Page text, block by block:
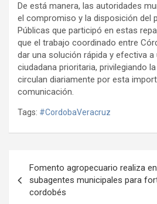
De está manera, las autoridades
el compromiso y la disposición del
Públicas que participó en estas
que el trabajo coordinado entre
dar una solución rápida y efectiva a
ciudadana prioritaria, privilegiando
circulan diariamente por esta
comunicación.
Tags: #CordobaVeracruz
de
entradas
Fomento agropecuario realiza
subagentes municipales para
cordobés